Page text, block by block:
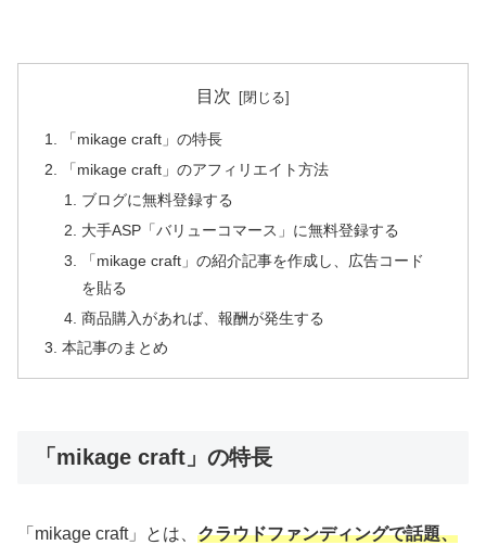
目次
「mikage craft」の特長
「mikage craft」のアフィリエイト方法
ブログに無料登録する
大手ASP「バリューコマース」に無料登録する
「mikage craft」の紹介記事を作成し、広告コード
を貼る
商品購入があれば、報酬が発生する
本記事のまとめ
「mikage craft」の特長
「mikage craft」とは、 クラウドファンディングで話題、